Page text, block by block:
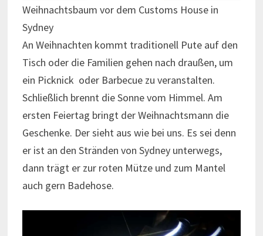
Weihnachtsbaum vor dem Customs House in
Sydney
An Weihnachten kommt traditionell Pute auf den
Tisch oder die Familien gehen nach draußen, um
ein Picknick oder Barbecue zu veranstalten.
Schließlich brennt die Sonne vom Himmel. Am
ersten Feiertag bringt der Weihnachtsmann die
Geschenke. Der sieht aus wie bei uns. Es sei denn
er ist an den Stränden von Sydney unterwegs,
dann trägt er zur roten Mütze und zum Mantel
auch gern Badehose.